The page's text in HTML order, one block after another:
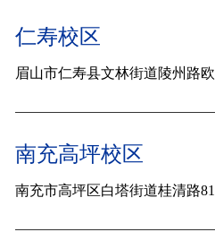
仁寿校区
眉山市仁寿县文林街道陵州路
南充高坪校区
南充市高坪区白塔街道桂清路